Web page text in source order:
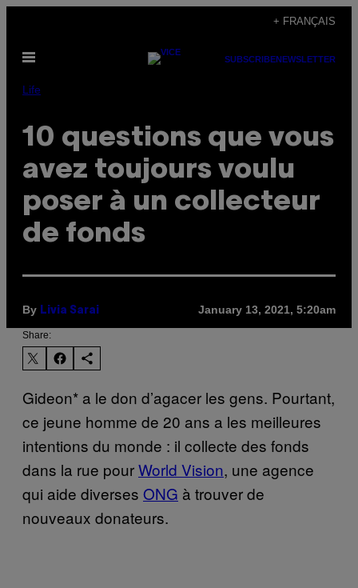
content
+ FRANÇAIS
Open
SUBSCRIBENEWSLETTER
Life
10 questions que vous
avez toujours voulu
poser à un collecteur
de fonds
By Livia Sarai January 13, 2021, 5:20am
Share:
Gideon* a le don d’agacer les gens. Pourtant,
ce jeune homme de 20 ans a les meilleures
intentions du monde : il collecte des fonds
dans la rue pourWorld Vision, une agence
qui aide diverses ONG à trouver de
nouveaux donateurs.